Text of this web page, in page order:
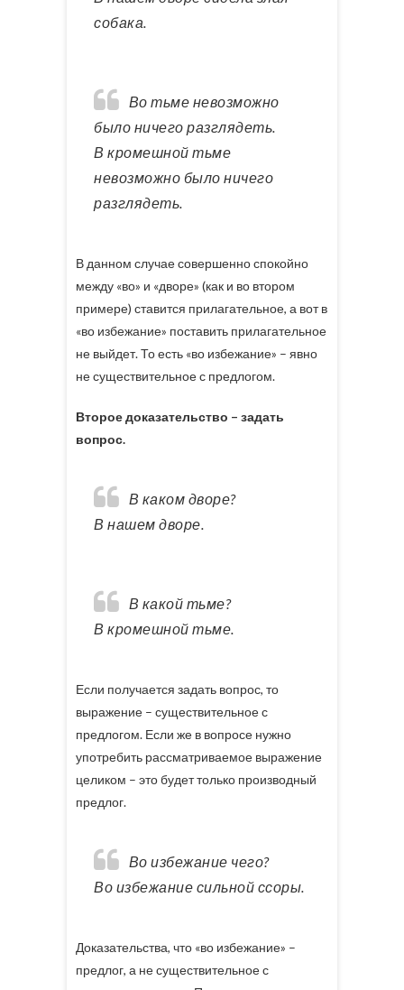
собака.
Во тьме невозможно
было ничего разглядеть.
В кромешной тьме
невозможно было ничего
разглядеть.
В данном случае совершенно спокойно
между «во» и «дворе» (как и во втором
примере) ставится прилагательное, а вот в
«во избежание» поставить прилагательное
не выйдет. То есть «во избежание» – явно
не существительное с предлогом.
Второе доказательство – задать
вопрос.
В каком дворе?
В нашем дворе.
В какой тьме?
В кромешной тьме.
Если получается задать вопрос, то
выражение – существительное с
предлогом. Если же в вопросе нужно
употребить рассматриваемое выражение
целиком – это будет только производный
предлог.
Во избежание чего?
Во избежание сильной ссоры.
Доказательства, что «во избежание» –
предлог, а не существительное с